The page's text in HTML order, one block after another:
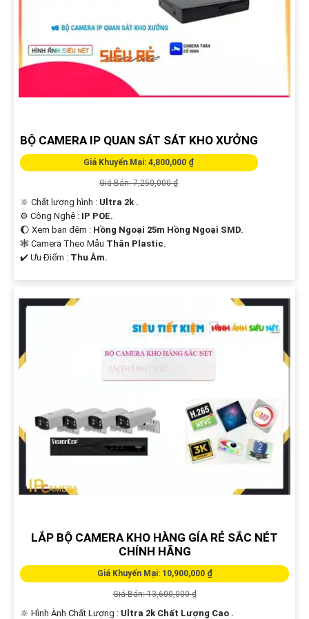
BỘ CAMERA IP QUAN SÁT SÁT KHO XƯỞNG
Giá Khuyến Mại: 4,800,000 ₫
Giá Bán: 7,250,000 ₫
🔆 Chất lượng hình : Ultra 2k .
⚙ Công Nghệ : IP POE.
🌔 Xem ban đêm : Hồng Ngoại 25m Hồng Ngoại SMD.
🕸️ Camera Theo Mẫu Thân Plastic.
️✔️ Ưu Điểm : Thu Âm.
LẮP BỘ CAMERA KHO HÀNG GÍA RẺ SẮC NÉT
CHÍNH HÃNG
Giá Khuyến Mại: 10,900,000 ₫
Giá Bán: 13,600,000 ₫
🔆 Hình Ành Chất Lượng : Ultra 2k Chất Lượng Cao .